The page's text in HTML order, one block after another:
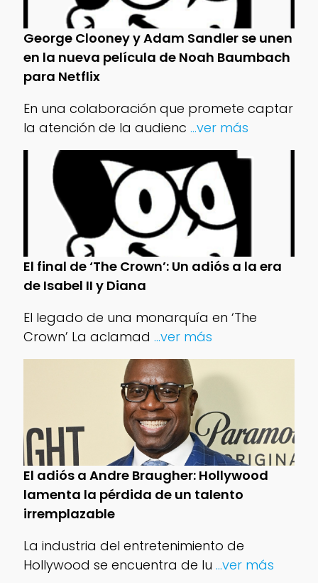
George Clooney y Adam Sandler se unen
en la nueva película de Noah Baumbach
para Netflix
En una colaboración que promete captar
la atención de la audienc ...ver más
El final de ‘The Crown’: Un adiós a la era
de Isabel II y Diana
El legado de una monarquía en ‘The
Crown’ La aclamad ...ver más
El adiós a Andre Braugher: Hollywood
lamenta la pérdida de un talento
irremplazable
La industria del entretenimiento de
Hollywood se encuentra de lu ...ver más